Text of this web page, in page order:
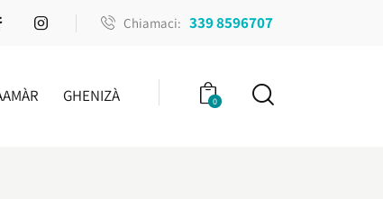
Chiamaci: 339 8596707
GHENIZÀ 0